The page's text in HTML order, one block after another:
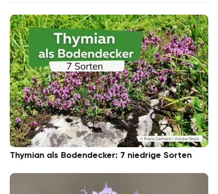
Thymian als Bodendecker: 7 niedrige Sorten